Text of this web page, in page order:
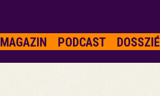
MAGAZIN PODCAST DOSSZIÉ